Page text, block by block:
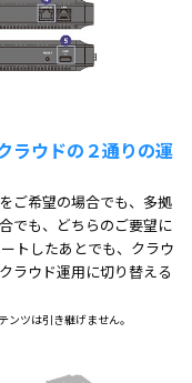
ラウドの２通りの運
ご希望の場合でも、多拠
でも、どちらのご要望に
トしたあとでも、クラウ
ラウド運用に切り替える
ツは引き継げません。